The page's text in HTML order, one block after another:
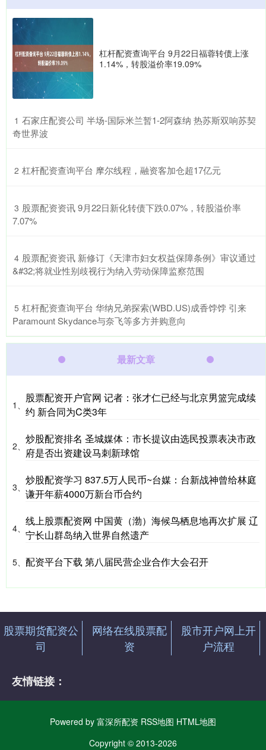
杠杆配资查询平台 9月22日福蓉转债上涨
1.14%，转股溢价率19.09%
1 ​石家庄配资公司 半场-国际米兰暂1-2阿森纳 热苏斯双响苏契
奇世界波
2 ​杠杆配资查询平台 摩尔线程，融资客加仓超17亿元
3 ​股票配资资讯 9月22日新化转债下跌0.07%，转股溢价率
7.07%
4 ​股票配资资讯 新修订《天津市妇女权益保障条例》审议通过
&#32;将就业性别歧视行为纳入劳动保障监察范围
5 ​杠杆配资查询平台 华纳兄弟探索(WBD.US)成香饽饽 引来
Paramount Skydance与奈飞等多方并购意向
最新文章
1、
股票配资开户官网 记者：张才仁已经与北京男篮完成续
约 新合同为C类3年
2、
炒股配资排名 圣城媒体：市长提议由选民投票表决市政
府是否出资建设马刺新球馆
3、
炒股配资学习 837.5万人民币~台媒：台新战神曾给林庭
谦开年薪4000万新台币合约
4、
线上股票配资网 中国黄（渤）海候鸟栖息地再次扩展 辽
宁长山群岛纳入世界自然遗产
5、 配资平台下载 第八届民营企业合作大会召开
股票期货配资公
司
网络在线股票配
资
股市开户网上开
户流程
友情链接：
Powered by 富深所配资 RSS地图 HTML地图
Copyright © 2013-2026